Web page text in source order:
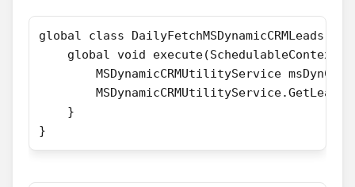
global class DailyFetchMSDynamicCRMLeads
global void execute(SchedulableContext
MSDynamicCRMUtilityService msDynCRM
    }
}